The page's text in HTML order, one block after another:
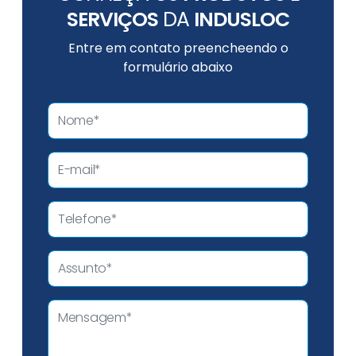
SERVIÇOS DA INDUSLOC
Entre em contato preencheendo o
formulário abaixo